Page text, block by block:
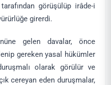
görüşülüp irâde-i
girerdi.
gelen davalar, önce
gereken yasal hükümler
olarak görülür ve
cereyan eden duruşmalar,